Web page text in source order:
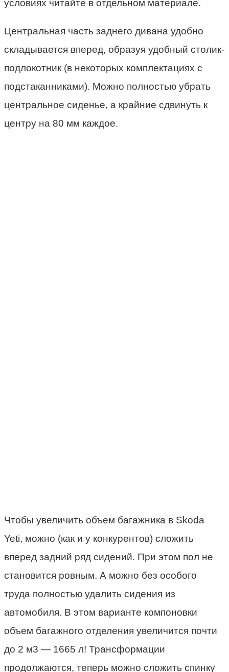
условиях читайте в отдельном материале.
Центральная часть заднего дивана удобно
складывается вперед, образуя удобный столик-
подлокотник (в некоторых комплектациях с
подстаканниками). Можно полностью убрать
центральное сиденье, а крайние сдвинуть к
центру на 80 мм каждое.
Чтобы увеличить объем багажника в Skoda
Yeti, можно (как и у конкурентов) сложить
вперед задний ряд сидений. При этом пол не
становится ровным. А можно без особого
труда полностью удалить сидения из
автомобиля. В этом варианте компоновки
объем багажного отделения увеличится почти
до 2 м3 — 1665 л! Трансформации
продолжаются, теперь можно сложить спинку